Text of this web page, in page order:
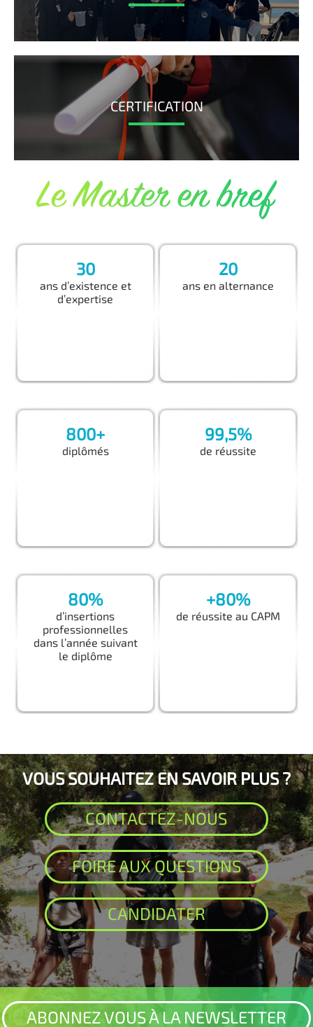
CERTIFICATION
30
ans d’existence et
d’expertise
20
ans en alternance
800+
diplômés
99,5%
de réussite
80%
d’insertions
professionnelles
dans l’année suivant
le diplôme
+80%
de réussite au CAPM
VOUS SOUHAITEZ EN SAVOIR PLUS ?
CONTACTEZ-NOUS
FOIRE AUX QUESTIONS
CANDIDATER
ABONNEZ VOUS À LA NEWSLETTER